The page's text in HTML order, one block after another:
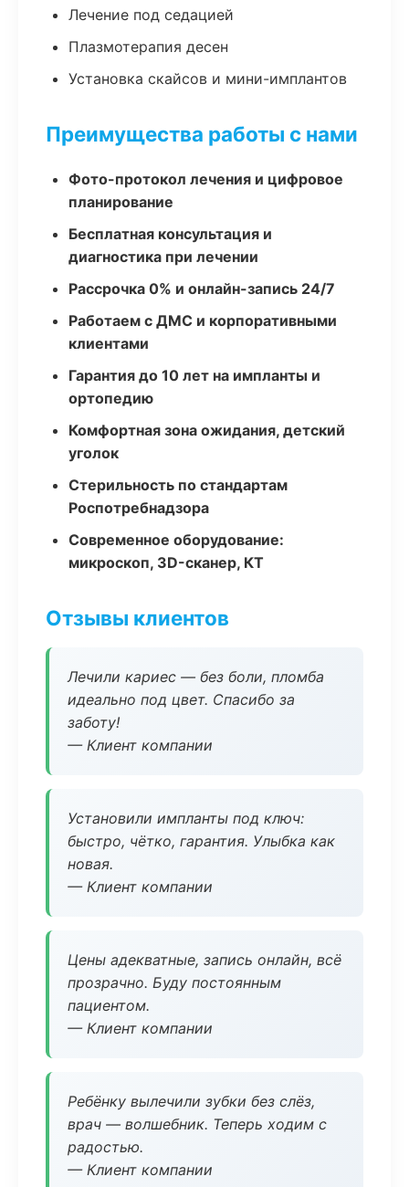
Лечение под седацией
Плазмотерапия десен
Установка скайсов и мини-имплантов
Преимущества работы с нами
Фото-протокол лечения и цифровое
планирование
Бесплатная консультация и
диагностика при лечении
Рассрочка 0% и онлайн-запись 24/7
Работаем с ДМС и корпоративными
клиентами
Гарантия до 10 лет на импланты и
ортопедию
Комфортная зона ожидания, детский
уголок
Стерильность по стандартам
Роспотребнадзора
Современное оборудование:
микроскоп, 3D-сканер, КТ
Отзывы клиентов
Лечили кариес — без боли, пломба
идеально под цвет. Спасибо за
заботу!
— Клиент компании
Установили импланты под ключ:
быстро, чётко, гарантия. Улыбка как
новая.
— Клиент компании
Цены адекватные, запись онлайн, всё
прозрачно. Буду постоянным
пациентом.
— Клиент компании
Ребёнку вылечили зубки без слёз,
врач — волшебник. Теперь ходим с
радостью.
— Клиент компании